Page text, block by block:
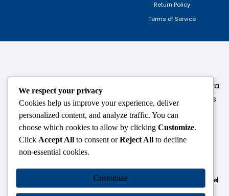
Return Policy
Terms of Service
124,3rd floor, above Pizza Hut,Opposite Venkateshwara
College, Near Durgabai Metro Station, South Campus
Number No.1. Delhi-110021
info.chanakyaiasacademy1993@gmail.com
OUR CENTRES
DhanbadHazaribagh
Pune
RanchiSrinagarPatna
We respect your privacy
Cookies help us improve your experience, deliver
personalized content, and analyze traffic. You can
choose which cookies to allow by clicking Customize.
Click Accept All to consent orReject All to decline
non-essential cookies.
Customize